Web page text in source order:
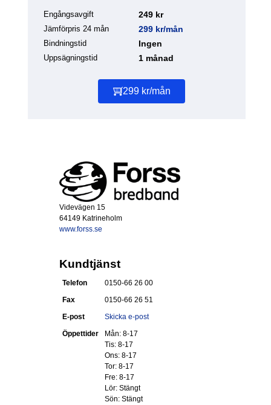
Engångsavgift 249 kr
Jämförpris 24 mån 299 kr/mån
Bindningstid Ingen
Uppsägningstid 1 månad
299 kr/mån
Videvägen 15
64149 Katrineholm
www.forss.se
Kundtjänst
Telefon
0150-66 26 00
Fax
0150-66 26 51
E-post
Skicka e-post
Öppettider
Mån: 8-17
Tis: 8-17
Ons: 8-17
Tor: 8-17
Fre: 8-17
Lör: Stängt
Sön: Stängt